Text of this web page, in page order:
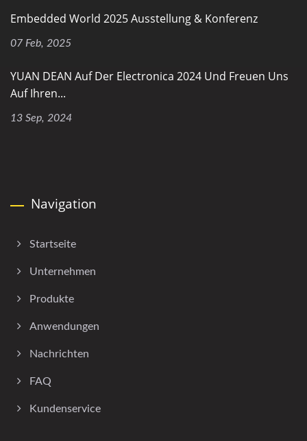
Embedded World 2025 Ausstellung & Konferenz
07 Feb, 2025
YUAN DEAN Auf Der Electronica 2024 Und Freuen Uns
Auf Ihren...
13 Sep, 2024
Navigation
Startseite
Unternehmen
Produkte
Anwendungen
Nachrichten
FAQ
Kundenservice